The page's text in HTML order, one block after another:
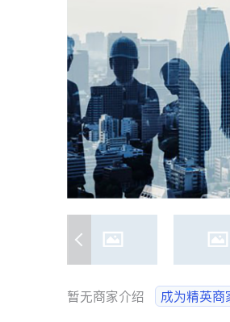
暂无商家介绍 成为精英商